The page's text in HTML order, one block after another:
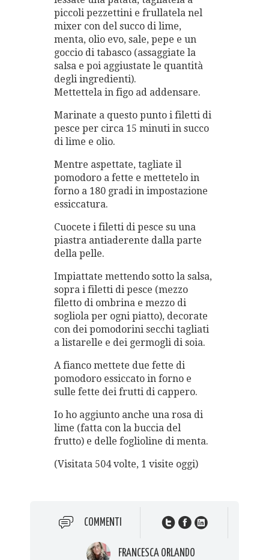
piccoli pezzettini e frullatela nel
mixer con del succo di lime,
menta, olio evo, sale, pepe e un
goccio di tabasco (assaggiate la
salsa e poi aggiustate le quantità
degli ingredienti).
Mettettela in figo ad addensare.
Marinate a questo punto i filetti di
pesce per circa 15 minuti in succo
di lime e olio.
Mentre aspettate, tagliate il
pomodoro a fette e mettetelo in
forno a 180 gradi in impostazione
essiccatura.
Cuocete i filetti di pesce su una
piastra antiaderente dalla parte
della pelle.
Impiattate mettendo sotto la salsa,
sopra i filetti di pesce (mezzo
filetto di ombrina e mezzo di
sogliola per ogni piatto), decorate
con dei pomodorini secchi tagliati
a listarelle e dei germogli di soia.
A fianco mettete due fette di
pomodoro essiccato in forno e
sulle fette dei frutti di cappero.
Io ho aggiunto anche una rosa di
lime (fatta con la buccia del
frutto) e delle foglioline di menta.
(Visitata 504 volte, 1 visite oggi)
COMMENTI
FRANCESCA ORLANDO